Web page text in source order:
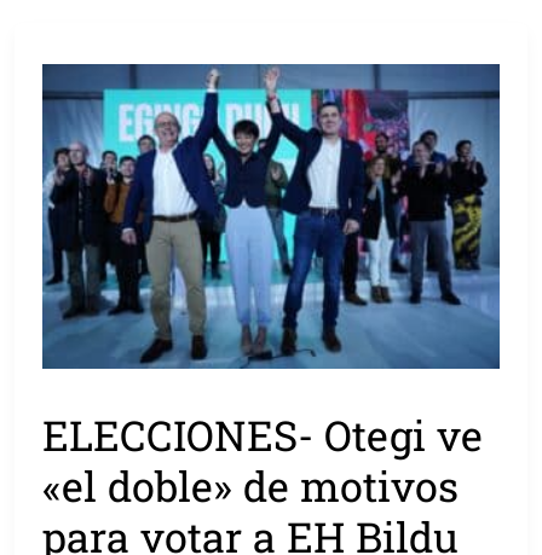
ELECCIONES- Otegi ve
«el doble» de motivos
para votar a EH Bildu